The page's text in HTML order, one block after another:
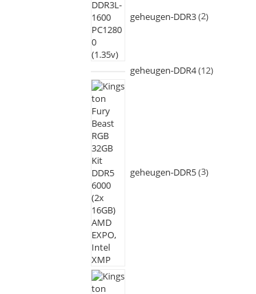
geheugen-DDR3 2
geheugen-DDR4 12
geheugen-DDR5 3